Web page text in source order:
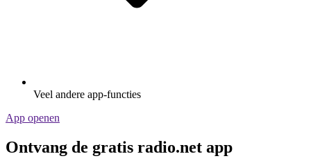
Veel andere app-functies
App openen
Ontvang de gratis radio.net app